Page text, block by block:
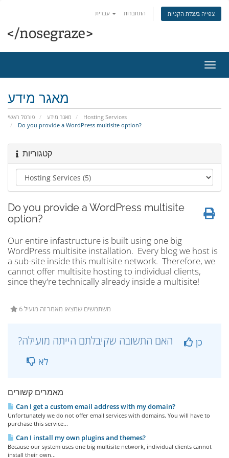
התחברות צפייה בעגלת הקניות
ניווט
מאגר מידע
פורטל ראשי מאגר מידע
Hosting Services
Do you provide a WordPress multisite option?
קטגוריות
Do you provide a WordPress multisite
option?
Our entire infastructure is built using one big
WordPress multisite installation. Every blog we host is
a sub-site inside this multisite network. Therefore, we
cannot offer multisite hosting to individual clients,
since they're technically already inside a multisite!
6 משתמשים שמצאו מאמר זה מועיל
כן
לא
מאמרים קשורים
Can I get a custom email address with my domain?
Unfortunately we do not offer email services with domains. You will have to
purchase this service...
Can I install my own plugins and themes?
Because our system uses one big multisite network, individual clients cannot
install their own...